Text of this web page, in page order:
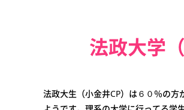
法政大学
法政大生（小金井CP）は６０％の